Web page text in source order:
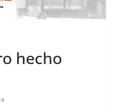
hecho